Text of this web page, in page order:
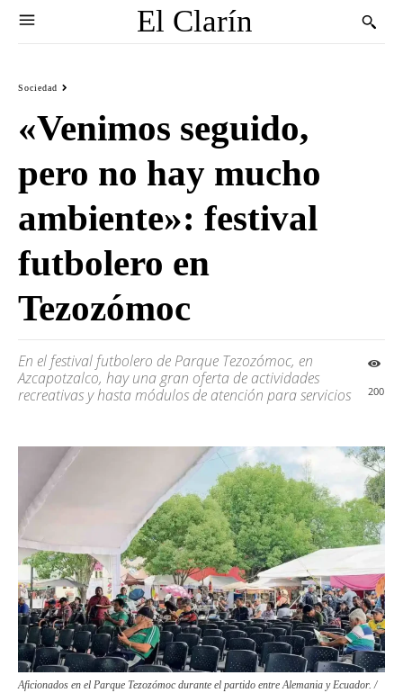
El Clarín
Sociedad
«Venimos seguido,
pero no hay mucho
ambiente»: festival
futbolero en
Tezozómoc
En el festival futbolero de Parque Tezozómoc, en
Azcapotzalco, hay una gran oferta de actividades
recreativas y hasta módulos de atención para servicios
200
Aficionados en el Parque Tezozómoc durante el partido entre Alemania y Ecuador. /